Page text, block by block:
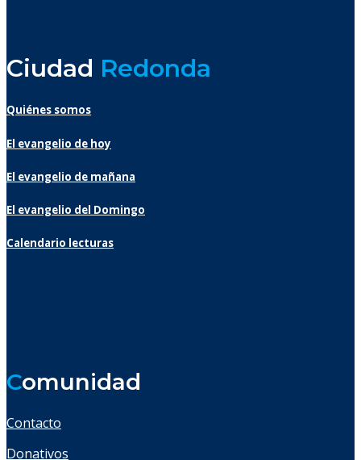
Ciudad Redonda
Quiénes somos
El evangelio de hoy
El evangelio de mañana
El evangelio del Domingo
Calendario lecturas
Comunidad
Contacto
Donativos